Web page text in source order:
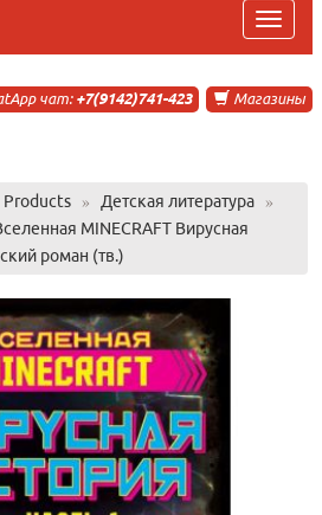
trk
Магазины
чат: +7(9142)741-423
Products » Детская литература
»
MINECRAFT Вирусная
роман (тв.)